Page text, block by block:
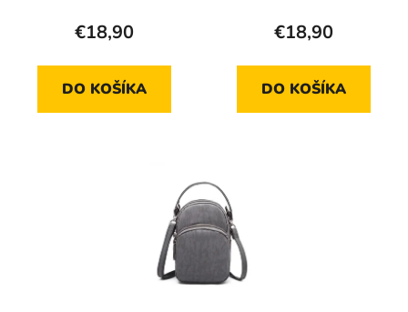
€18,90
DO KOŠÍKA
€18,90
DO KOŠÍKA